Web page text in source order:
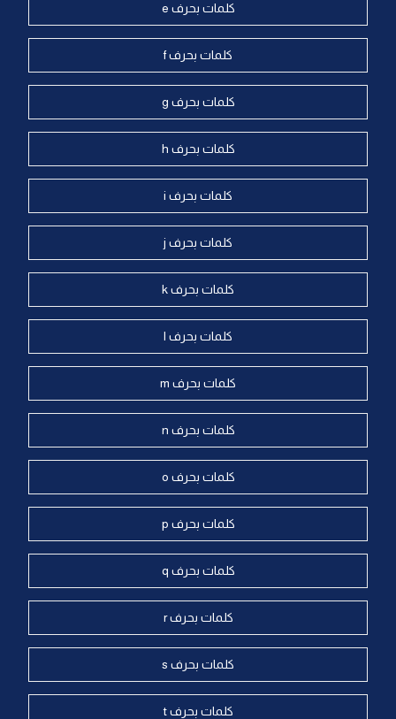
كلمات بحرف e
كلمات بحرف f
كلمات بحرف g
كلمات بحرف h
كلمات بحرف i
كلمات بحرف j
كلمات بحرف k
كلمات بحرف l
كلمات بحرف m
كلمات بحرف n
كلمات بحرف o
كلمات بحرف p
كلمات بحرف q
كلمات بحرف r
كلمات بحرف s
كلمات بحرف t